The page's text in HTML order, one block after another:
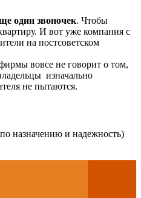
один звоночек. Чтобы
И вот уже компания с
на постсоветском
вовсе не говорит о том,
изначально
не пытаются.
назначению и надежность)